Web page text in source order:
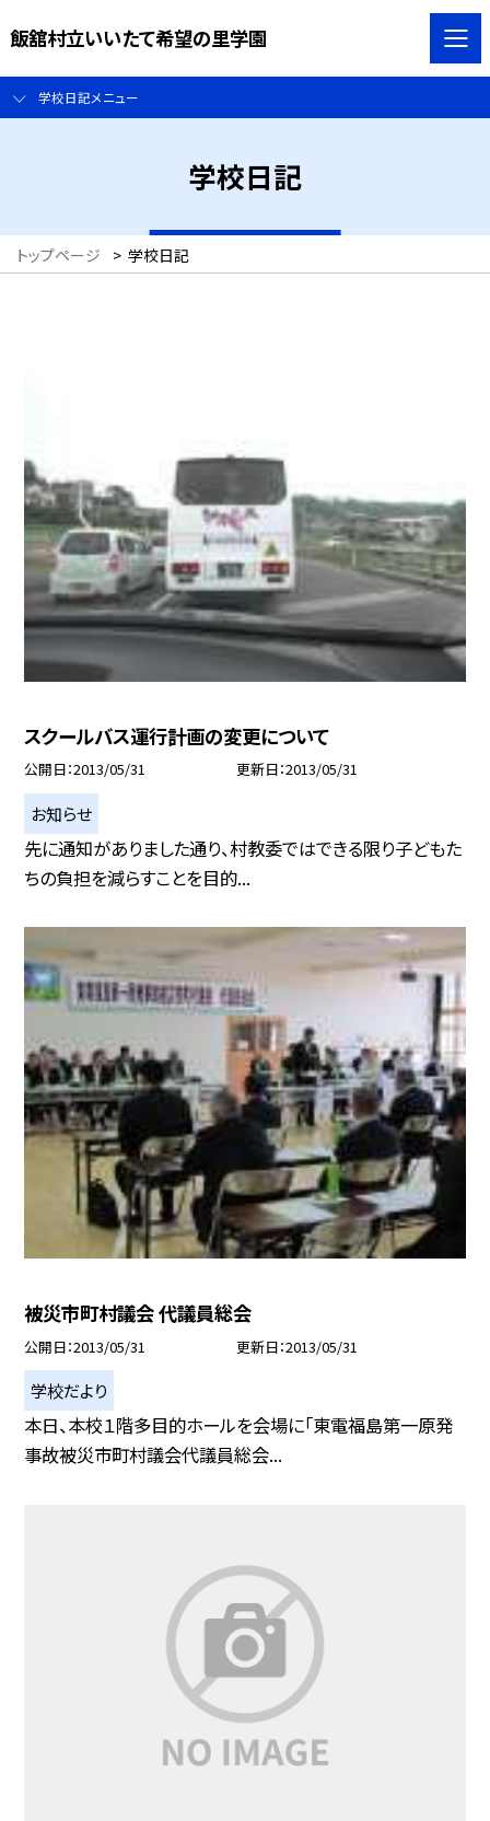
飯舘村立いいたて希望の里学園
学校日記メニュー
学校日記
トップページ > 学校日記
スクールバス運行計画の変更について
公開日 2013/05/31 更新日 2013/05/31
お知らせ
先に通知がありました通り、村教委ではできる限り子どもた
ちの負担を減らすことを目的...
被災市町村議会 代議員総会
公開日 2013/05/31 更新日 2013/05/31
学校だより
本日、本校１階多目的ホールを会場に「東電福島第一原発
事故被災市町村議会代議員総会...